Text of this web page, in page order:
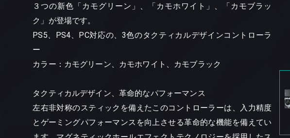
３つの新色「カモグリーン」、「カモホワイト」、「カモブラッ
ク」が登場です。
PS5、PS4、PC対応の、3色のタクティカルデザインコントローラ
ー
カラー：カモグリーン、カモホワイト、カモブラック
タクティカルデザイン、革命的なパフォーマンス
左右非対称のスティックを備えたこのコントローラーは、入力精度
とゲーミングパフォーマンスを向上させる革命的な機能を備えてい